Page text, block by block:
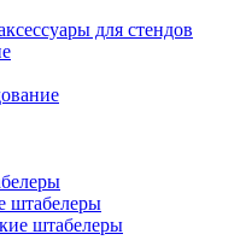
для стендов
штабелеры
штабелеры